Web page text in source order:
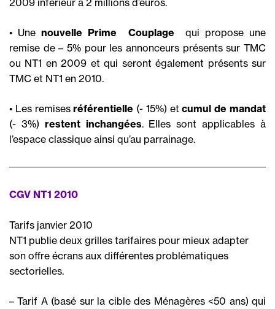
2009 inférieur à 2 millions d’euros.
• Unenouvelle Prime  Couplage 
qui propose une
remise de – 5% pour les annonceurs présents sur TMC
ou NT1 en 2009 et qui seront également présents sur
TMC et NT1 en 2010.
• Les remisesréférentielle (- 15%) etcumul de mandat
(- 3%) restent inchangées. Elles sont applicables à
l’espace classique ainsi qu’au parrainage.
CGV NT1 2010
Tarifs janvier 2010
NT1 publie deux grilles tarifaires pour mieux adapter
son offre écrans aux différentes problématiques
sectorielles.
– Tarif A (basé sur la cible des Ménagères <50 ans) qui